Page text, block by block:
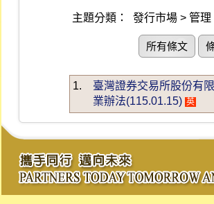
主題分類： 發行市場 > 管理
所有條文
1.
臺灣證券交易所股份有
業辦法(115.01.15) 英